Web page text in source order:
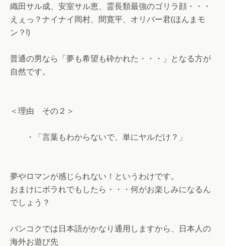
織田サル成、安室サル恵、霊長類最強のゴリラ顔・・・
えぇっ？ナイナイ岡村、間寛平、オリバー君(ほんまモ
ン？!)
普通の男なら「夢も希望も砕かれた・・・」となる方が
自然です。
＜理由 その２＞
・「言葉もわからないで、単にヤルだけ？」
夢やロマンが感じられない！というわけです。
おまけにボラれでもしたら・・・何がお楽しみになるん
でしょう？
バンコクでは日本語がかなり通用しますから、日本人の
海外お遊び先